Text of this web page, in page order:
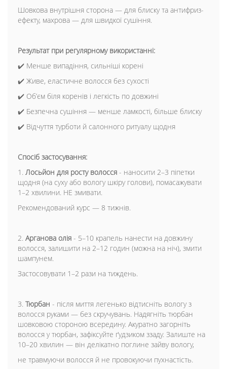
Шовкова внутрішня сторона — для блиску та антифриз-
ефекту, махрова — для швидкої сушіння.
Результат при регулярному використанні:
✔️ Менше випадіння, сильніші корені
✔️ Живе, еластичне волосся без сухості
✔️ Обʼєм біля коренів і легкість по довжині
✔️ Безпечна сушіння — менше ламкості, більше блиску
✔️ Відчуття турботи й салонного ритуалу щодня
Спосіб застосування:
1. Лосьйон для росту волосся - наносити 2–3 піпетки
щодня (на суху або вологу шкіру голови), помасажувати
1–2 хвилини. НЕ змивати.
Рекомендований курс — 8 тижнів.
2. Арганова олія - 5–10 крапель нанести на довжину
волосся, залишити на 2–12 годин (можна на ніч), змити
шампунем.
Застосовувати 1–2 рази на тиждень.
3. Тюрбан - після миття легенько відтисніть вологу з
волосся руками — без скручувань. Надягніть тюрбан
шовковою стороною всередину. Акуратно загорніть
волосся у тюрбан, зафіксуйте ґудзиком ззаду. Залиште на
10–20 хвилин — він делікатно поглине зайву вологу,
не травмуючи волосся й не провокуючи пухнастість.